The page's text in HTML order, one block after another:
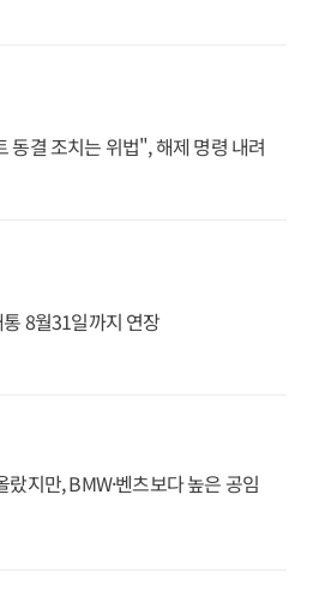
동결 조치는 위법", 해제 명령 내려
8월31일까지 연장
지만, BMW·벤츠보다 높은 공임